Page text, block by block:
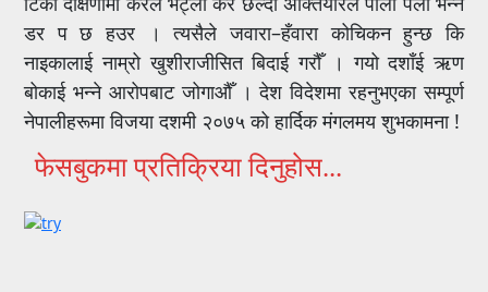
डर प छ हउर । त्यसैले जवारा–हँवारा कोचिकन हुन्छ कि
नाइकालाई नाम्रो खुशीराजीसित बिदाई गरौँ । गयो दशाँई ऋण
बोकाई भन्ने आरोपबाट जोगाऔँ । देश विदेशमा रहनुभएका सम्पूर्ण
नेपालीहरूमा विजया दशमी २०७५ को हार्दिक मंगलमय शुभकामना !
फेसबुकमा प्रतिक्रिया दिनुहोस...